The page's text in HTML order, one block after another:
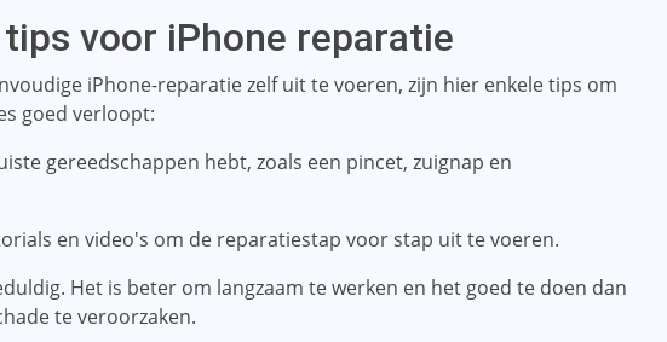
voor iPhone reparatie
iPhone-reparatie zelf uit te voeren, zijn hier enkele tips om
goed verloopt:
gereedschappen hebt, zoals een pincet, zuignap en
en video's om de reparatiestap voor stap uit te voeren.
Het is beter om langzaam te werken en het goed te doen dan
te veroorzaken.